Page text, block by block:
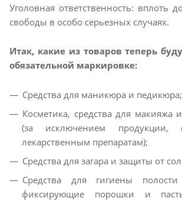
Уголовная ответственность: вплоть
свободы в особо серьезных случаях.
Итак, какие из товаров теперь
обязательной маркировке:
Средства для маникюра и педикюра;
Косметика, средства для макияжа
(за исключением продукции,
лекарственным препаратам);
Средства для загара и защиты от
Средства для гигиены
фиксирующие порошки и